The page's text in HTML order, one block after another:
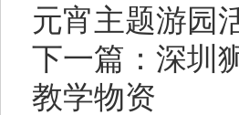
元宵主题游园
下一篇：深圳
教学物资